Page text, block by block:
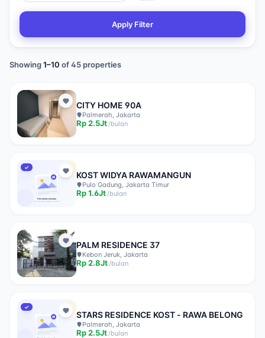
Apply Filter
Showing1–10 of45properties
CITY HOME 90A
Palmerah, Jakarta
Rp2.5Jt/bulan
✓
KOST WIDYA RAWAMANGUN
Pulo Gadung, Jakarta Timur
Rp1.6Jt/bulan
PALM RESIDENCE 37
Kebon Jeruk, Jakarta
Rp2.8Jt/bulan
✓
STARS RESIDENCE KOST - RAWA BELONG
Palmerah, Jakarta
Rp2.5Jt/bulan